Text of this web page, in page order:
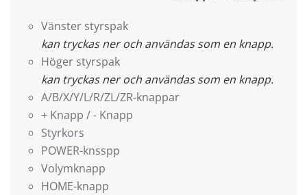
Vänster styrspak
kan tryckas ner och användas som en knapp.
Höger styrspak
kan tryckas ner och användas som en knapp.
A/B/X/Y/L/R/ZL/ZR-knappar
+ Knapp / - Knapp
Styrkors
POWER-knsspp
Volymknapp
HOME-knapp